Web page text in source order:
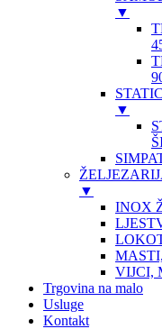
▼
▼
▼
INOX
VIJCI,
Trgovina na malo
Usluge
Kontakt